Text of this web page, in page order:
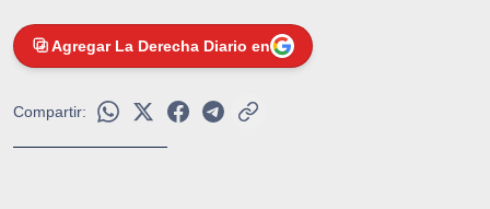
Agregar La Derecha Diario en
Compartir: